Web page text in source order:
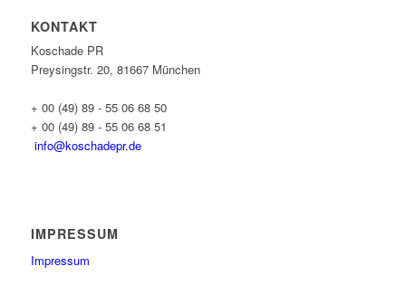
KONTAKT
Koschade PR
Preysingstr. 20, 81667 München
+ 00 (49) 89 - 55 06 68 50
+ 00 (49) 89 - 55 06 68 51
info@koschadepr.de
IMPRESSUM
Impressum